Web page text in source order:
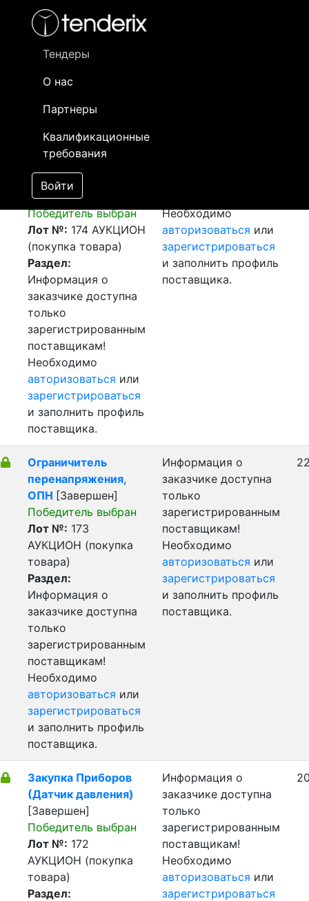
Тендеры
О нас
Партнеры
Квалификационные
требования
Войти
- активный лот
- сохраненный лот (не опубликован)
Транспортировка
комплектующих (из
г. Анкара, Турция -
до г. Уральск, РК )
[Завершен]
Победитель выбран
Лот №: 174 АУКЦИОН
(покупка товара)
Раздел:
Информация о
заказчике доступна
только
зарегистрированным
поставщикам!
Необходимо
авторизоваться или
зарегистрироваться
и заполнить профиль
поставщика.
Необходимо
авторизоваться или
зарегистрироваться
и заполнить профиль
поставщика.
Ограничитель
перенапряжения,
ОПН [Завершен]
Победитель выбран
Лот №: 173
АУКЦИОН (покупка
товара)
Раздел:
Информация о
заказчике доступна
только
зарегистрированным
поставщикам!
Необходимо
авторизоваться или
зарегистрироваться
и заполнить профиль
поставщика.
Информация о
заказчике доступна
только
зарегистрированным
поставщикам!
Необходимо
авторизоваться или
зарегистрироваться
и заполнить профиль
поставщика.
Закупка Приборов
(Датчик давления)
[Завершен]
Победитель выбран
Лот №: 172
АУКЦИОН (покупка
товара)
Раздел:
Информация о
заказчике доступна
только
зарегистрированным
поставщикам!
Необходимо
авторизоваться или
зарегистрироваться